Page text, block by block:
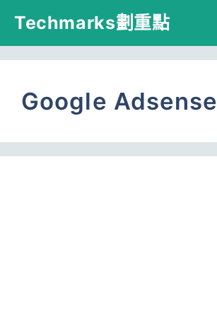
跳
主
容
Techmarks劃重點
Google Adsense